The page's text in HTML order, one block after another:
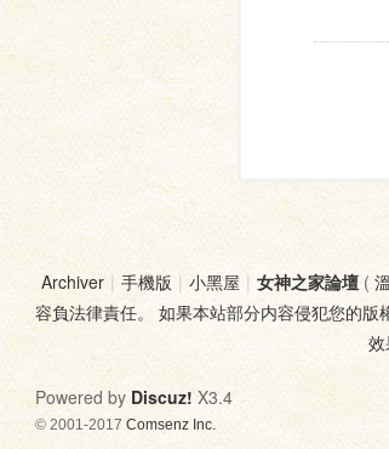
Archiver | 手機版 | 小黑屋 | 女神之家論壇(
容負法律責任。 如果本站部分内容侵犯您的
Powered by Discuz! X3.4
© 2001-2017 Comsenz Inc.